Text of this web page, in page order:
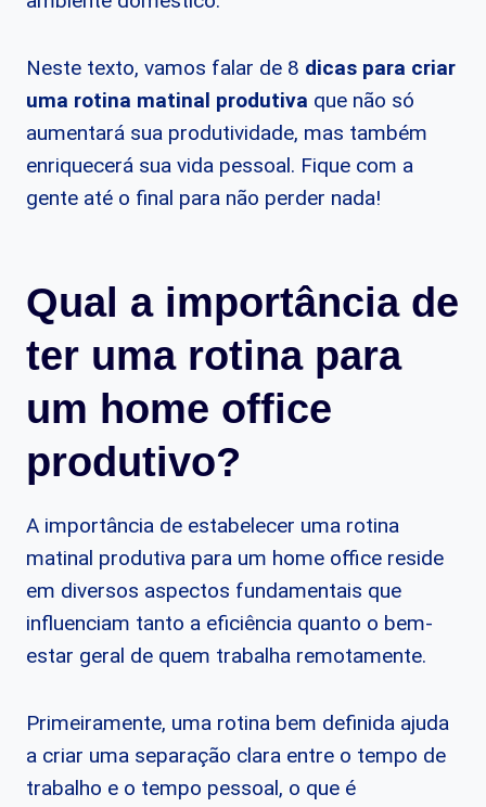
Neste texto, vamos falar de 8 dicas para criar
uma rotina matinal produtiva que não só
aumentará sua produtividade, mas também
enriquecerá sua vida pessoal. Fique com a
gente até o final para não perder nada!
Qual a importância de
ter uma rotina para
um home office
produtivo?
A importância de estabelecer uma rotina
matinal produtiva para um home office reside
em diversos aspectos fundamentais que
influenciam tanto a eficiência quanto o bem-
estar geral de quem trabalha remotamente.
Primeiramente, uma rotina bem definida ajuda
a criar uma separação clara entre o tempo de
trabalho e o tempo pessoal, o que é